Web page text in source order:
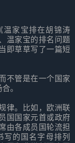
温家宝排在胡锦涛
温家宝的排名问题
即草草写了一篇短
不管是在一个国家
。
律。比如，欧洲联
国国家元首或政府
由各成员国轮流担
的国名字母排列